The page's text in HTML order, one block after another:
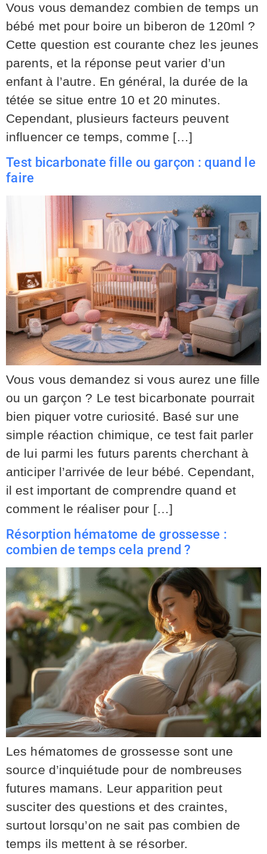
Vous vous demandez combien de temps un
bébé met pour boire un biberon de 120ml ?
Cette question est courante chez les jeunes
parents, et la réponse peut varier d’un
enfant à l’autre. En général, la durée de la
tétée se situe entre 10 et 20 minutes.
Cependant, plusieurs facteurs peuvent
influencer ce temps, comme […]
Test bicarbonate fille ou garçon : quand le
faire
Vous vous demandez si vous aurez une fille
ou un garçon ? Le test bicarbonate pourrait
bien piquer votre curiosité. Basé sur une
simple réaction chimique, ce test fait parler
de lui parmi les futurs parents cherchant à
anticiper l’arrivée de leur bébé. Cependant,
il est important de comprendre quand et
comment le réaliser pour […]
Résorption hématome de grossesse :
combien de temps cela prend ?
Les hématomes de grossesse sont une
source d’inquiétude pour de nombreuses
futures mamans. Leur apparition peut
susciter des questions et des craintes,
surtout lorsqu’on ne sait pas combien de
temps ils mettent à se résorber.